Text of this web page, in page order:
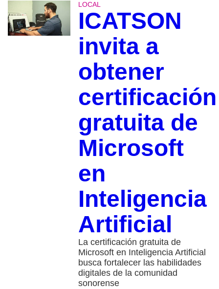
LOCAL
ICATSON
invita a
obtener
certificación
gratuita de
Microsoft
en
Inteligencia
Artificial
La certificación gratuita de
Microsoft en Inteligencia Artificial
busca fortalecer las habilidades
digitales de la comunidad
sonorense